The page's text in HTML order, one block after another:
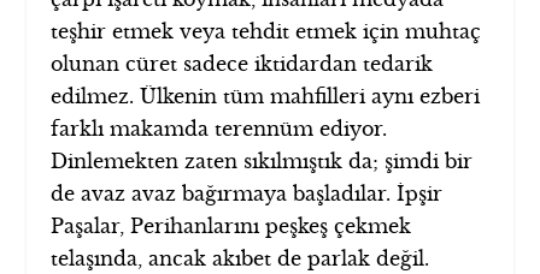
teşhir etmek veya tehdit etmek için muhtaç
olunan cüret sadece iktidardan tedarik
edilmez. Ülkenin tüm mahfilleri aynı ezberi
farklı makamda terennüm ediyor.
Dinlemekten zaten sıkılmıştık da; şimdi bir
de avaz avaz bağırmaya başladılar. İpşir
Paşalar, Perihanlarını peşkeş çekmek
telaşında, ancak akıbet de parlak değil.